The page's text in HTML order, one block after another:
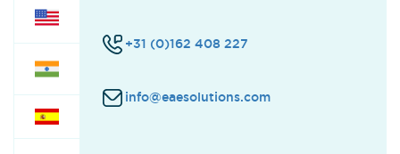
+31 (0)162 408 227
info@eaesolutions.com